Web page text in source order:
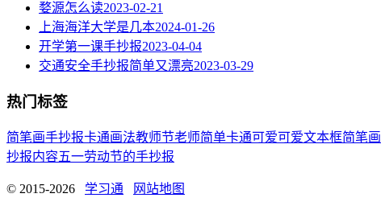
婺源怎么读2023-02-21
上海海洋大学是几本2024-01-26
开学第一课手抄报2023-04-04
交通安全手抄报简单又漂亮2023-03-29
热门标签
简笔画手抄报卡通画法教师节老师简单卡通可爱可爱文本框简笔画
抄报内容五一劳动节的手抄报
© 2015-2026 学习通 网站地图